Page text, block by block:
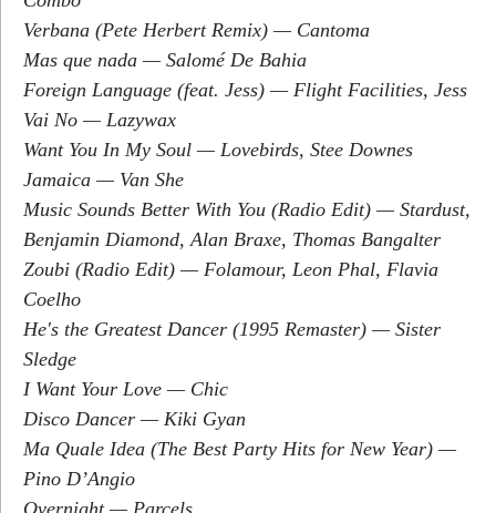
Verbana (Pete Herbert Remix) — Cantoma
Mas que nada — Salomé De Bahia
Foreign Language (feat. Jess) — Flight Facilities, Jess
Vai No — Lazywax
Want You In My Soul — Lovebirds, Stee Downes
Jamaica — Van She
Music Sounds Better With You (Radio Edit) — Stardust,
Benjamin Diamond, Alan Braxe, Thomas Bangalter
Zoubi (Radio Edit) — Folamour, Leon Phal, Flavia
Coelho
He's the Greatest Dancer (1995 Remaster) — Sister
Sledge
I Want Your Love — Chic
Disco Dancer — Kiki Gyan
Ma Quale Idea (The Best Party Hits for New Year) —
Pino D’Angio
Overnight — Parcels